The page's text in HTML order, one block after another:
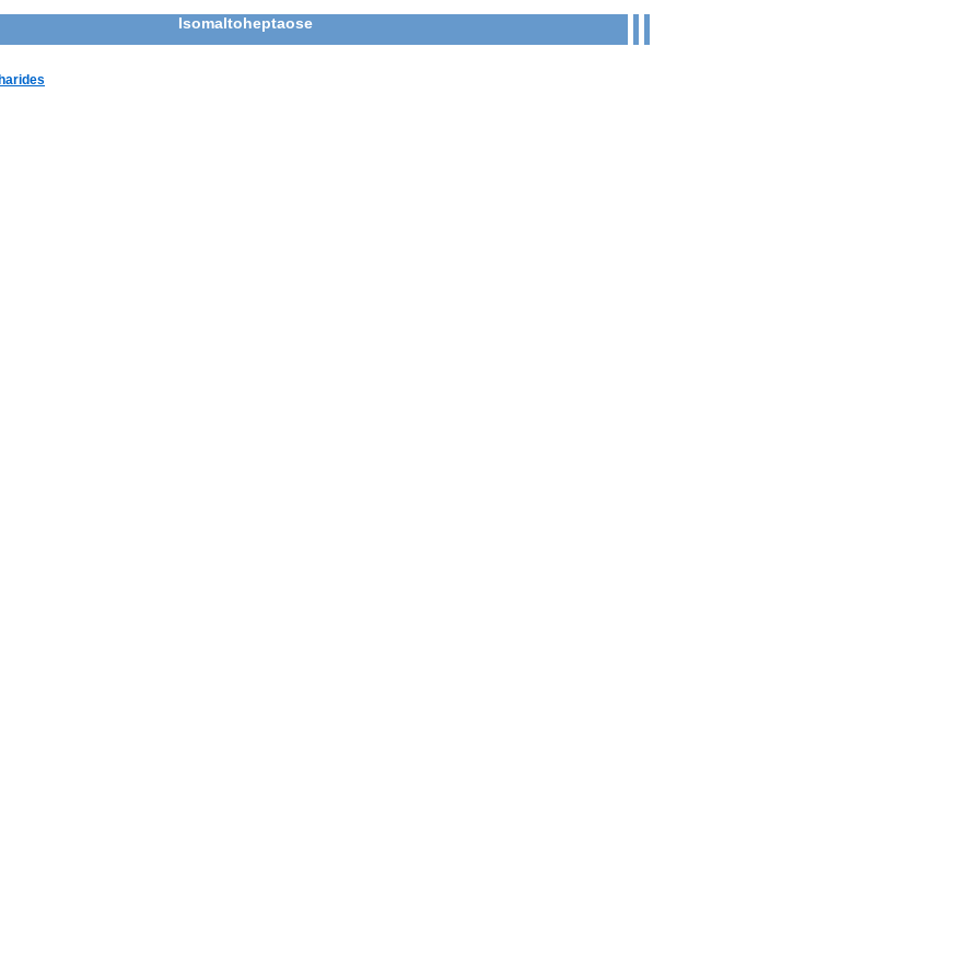
Isomaltoheptaose